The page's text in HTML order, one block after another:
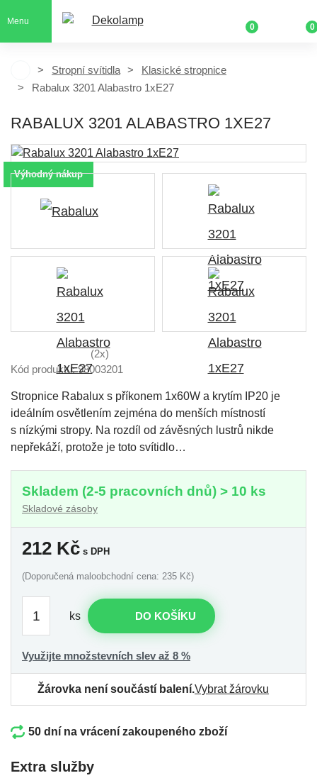
Menu
0 0
Stropní svítidla
Klasické stropnice
Rabalux 3201 Alabastro 1xE27
RABALUX 3201 ALABASTRO 1XE27
Výhodný nákup
(2x)
Kód produktu: 98003201
Stropnice Rabalux s příkonem 1x60W a krytím IP20 je
ideálním osvětlením zejména do menších místností
s nízkými stropy. Na rozdíl od závěsných lustrů nikde
nepřekáží, protože je toto svítidlo…
Skladem (2-5 pracovních dnů) > 10 ks
Skladové zásoby
212 Kč s DPH
(Doporučená maloobchodní cena: 235 Kč)
ks DO KOŠÍKU
Využijte množstevních slev až 8 %
Žárovka není součástí balení.Vybrat žárovku
50 dní na vrácení zakoupeného zboží
Extra služby